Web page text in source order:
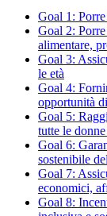
Goal 1:
Goal 2:
alimentare,
Goal 3:
le età
Goal 4:
opportunità
Goal 5:
tutte le
Goal 6:
sostenibile
Goal 7:
economici,
Goal 8: